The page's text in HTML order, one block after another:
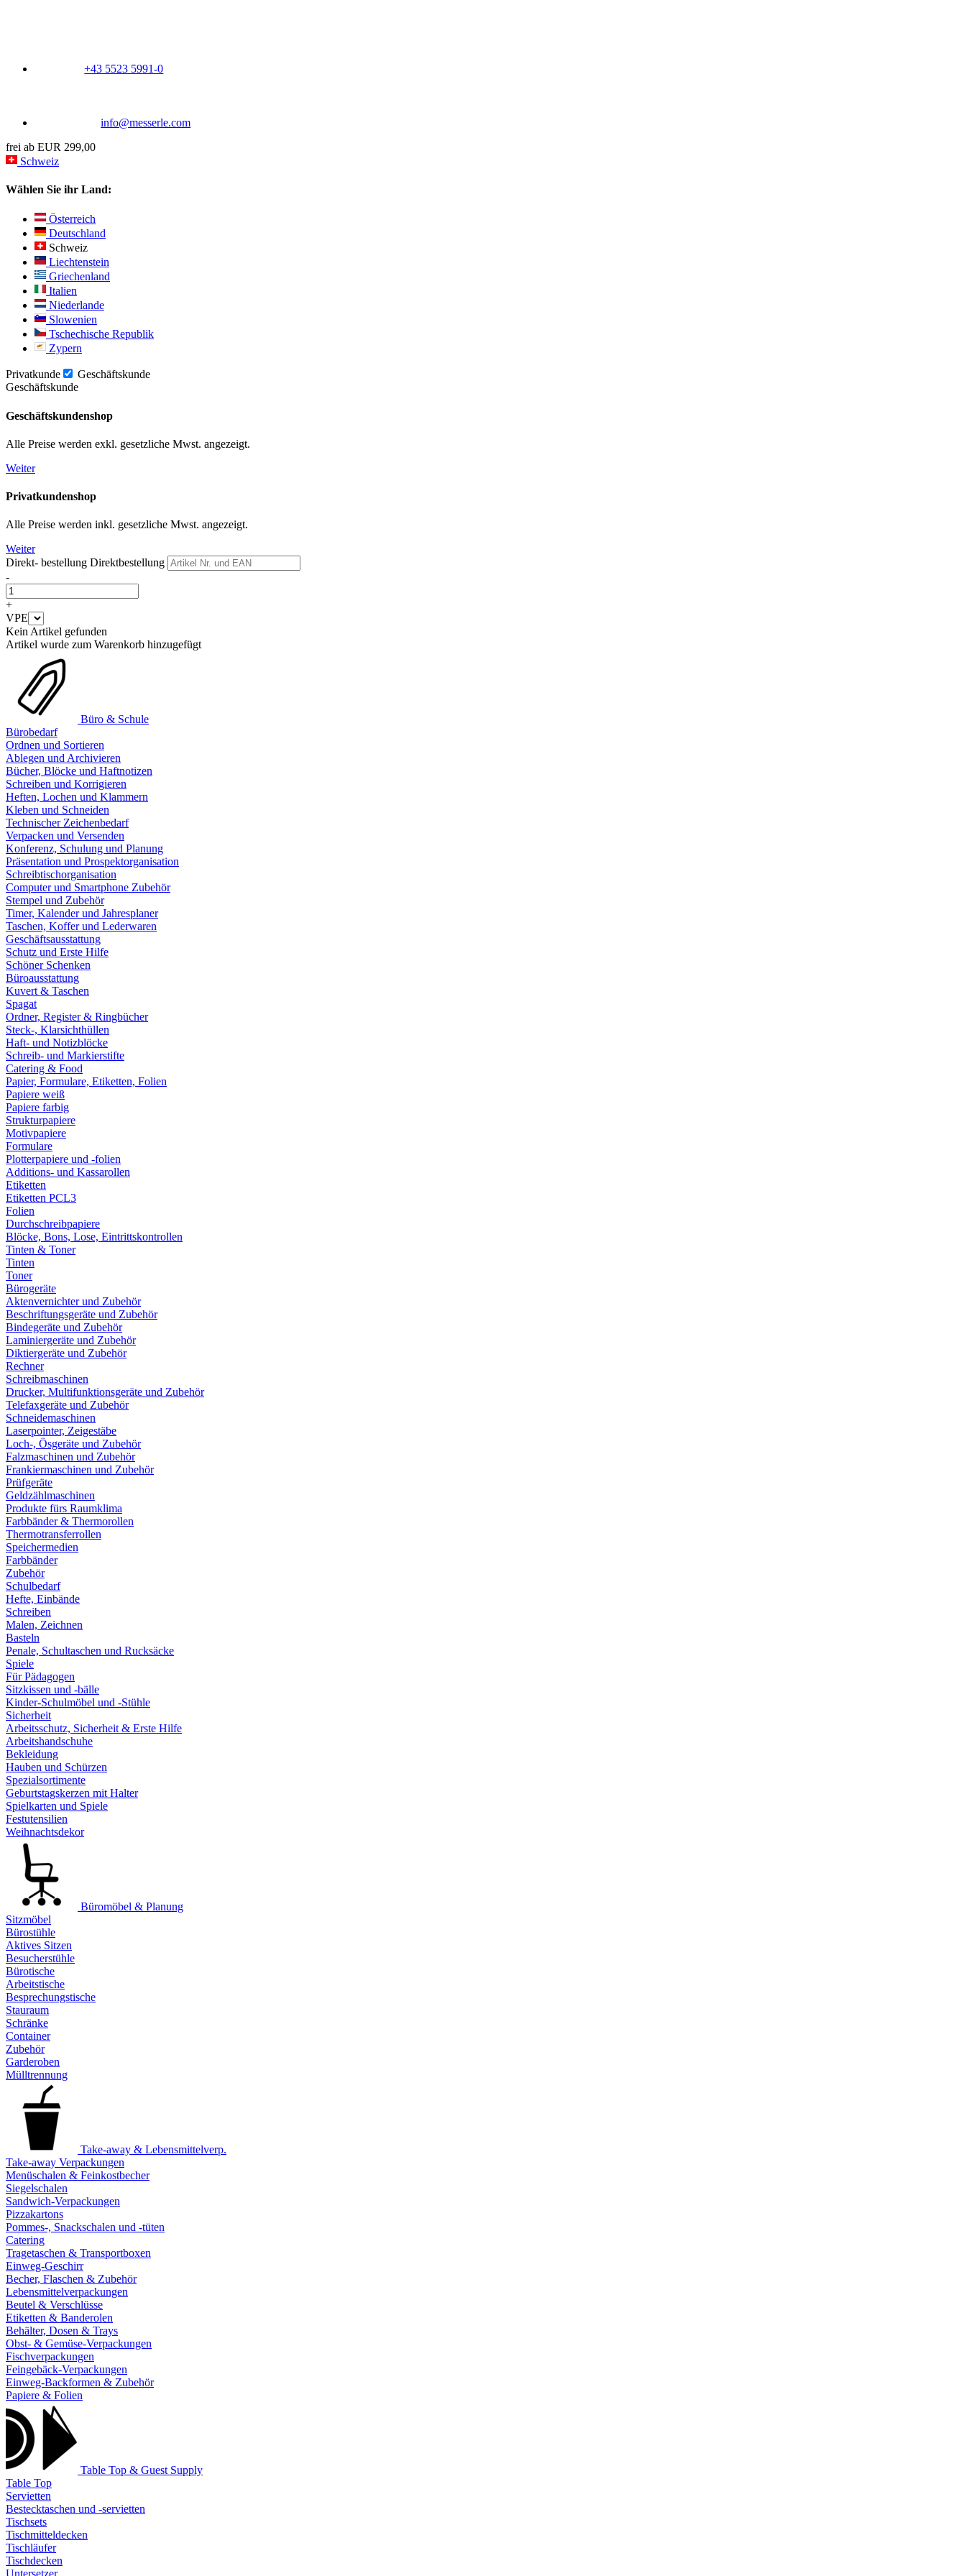
+43 5523 5991-0
info@messerle.com
frei ab EUR 299,00
Schweiz
Wählen Sie ihr Land:
Österreich
Deutschland
Schweiz
Liechtenstein
Griechenland
Italien
Niederlande
Slowenien
Tschechische Republik
Zypern
Privatkunde
Geschäftskunde
Geschäftskunde
Geschäftskundenshop
Alle Preise werden exkl. gesetzliche Mwst. angezeigt.
Weiter
Privatkundenshop
Alle Preise werden inkl. gesetzliche Mwst. angezeigt.
Weiter
Direkt- bestellung Direktbestellung
-
+
VPE
Kein Artikel gefunden
Artikel wurde zum Warenkorb hinzugefügt
Büro & Schule
Bürobedarf
Ordnen und Sortieren
Ablegen und Archivieren
Bücher, Blöcke und Haftnotizen
Schreiben und Korrigieren
Heften, Lochen und Klammern
Kleben und Schneiden
Technischer Zeichenbedarf
Verpacken und Versenden
Konferenz, Schulung und Planung
Präsentation und Prospektorganisation
Schreibtischorganisation
Computer und Smartphone Zubehör
Stempel und Zubehör
Timer, Kalender und Jahresplaner
Taschen, Koffer und Lederwaren
Geschäftsausstattung
Schutz und Erste Hilfe
Schöner Schenken
Büroausstattung
Kuvert & Taschen
Spagat
Ordner, Register & Ringbücher
Steck-, Klarsichthüllen
Haft- und Notizblöcke
Schreib- und Markierstifte
Catering & Food
Papier, Formulare, Etiketten, Folien
Papiere weiß
Papiere farbig
Strukturpapiere
Motivpapiere
Formulare
Plotterpapiere und -folien
Additions- und Kassarollen
Etiketten
Etiketten PCL3
Folien
Durchschreibpapiere
Blöcke, Bons, Lose, Eintrittskontrollen
Tinten & Toner
Tinten
Toner
Bürogeräte
Aktenvernichter und Zubehör
Beschriftungsgeräte und Zubehör
Bindegeräte und Zubehör
Laminiergeräte und Zubehör
Diktiergeräte und Zubehör
Rechner
Schreibmaschinen
Drucker, Multifunktionsgeräte und Zubehör
Telefaxgeräte und Zubehör
Schneidemaschinen
Laserpointer, Zeigestäbe
Loch-, Ösgeräte und Zubehör
Falzmaschinen und Zubehör
Frankiermaschinen und Zubehör
Prüfgeräte
Geldzählmaschinen
Produkte fürs Raumklima
Farbbänder & Thermorollen
Thermotransferrollen
Speichermedien
Farbbänder
Zubehör
Schulbedarf
Hefte, Einbände
Schreiben
Malen, Zeichnen
Basteln
Penale, Schultaschen und Rucksäcke
Spiele
Für Pädagogen
Sitzkissen und -bälle
Kinder-Schulmöbel und -Stühle
Sicherheit
Arbeitsschutz, Sicherheit & Erste Hilfe
Arbeitshandschuhe
Bekleidung
Hauben und Schürzen
Spezialsortimente
Geburtstagskerzen mit Halter
Spielkarten und Spiele
Festutensilien
Weihnachtsdekor
Büromöbel & Planung
Sitzmöbel
Bürostühle
Aktives Sitzen
Besucherstühle
Bürotische
Arbeitstische
Besprechungstische
Stauraum
Schränke
Container
Zubehör
Garderoben
Mülltrennung
Take-away & Lebensmittelverp.
Take-away Verpackungen
Menüschalen & Feinkostbecher
Siegelschalen
Sandwich-Verpackungen
Pizzakartons
Pommes-, Snackschalen und -tüten
Catering
Tragetaschen & Transportboxen
Einweg-Geschirr
Becher, Flaschen & Zubehör
Lebensmittelverpackungen
Beutel & Verschlüsse
Etiketten & Banderolen
Behälter, Dosen & Trays
Obst- & Gemüse-Verpackungen
Fischverpackungen
Feingebäck-Verpackungen
Einweg-Backformen & Zubehör
Papiere & Folien
Table Top & Guest Supply
Table Top
Servietten
Bestecktaschen und -servietten
Tischsets
Tischmitteldecken
Tischläufer
Tischdecken